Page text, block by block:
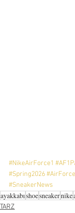
#NikeAirForce1
#Spring2026
#SneakerNews
ayakkabıshoesneakernike
TARZ